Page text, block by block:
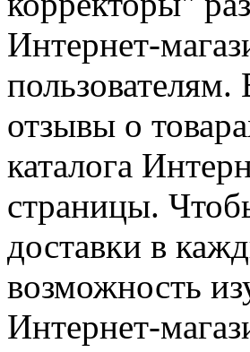
Интернет-
отзывы о
каталога
страницы.
доставки в
возможность
Интернет-